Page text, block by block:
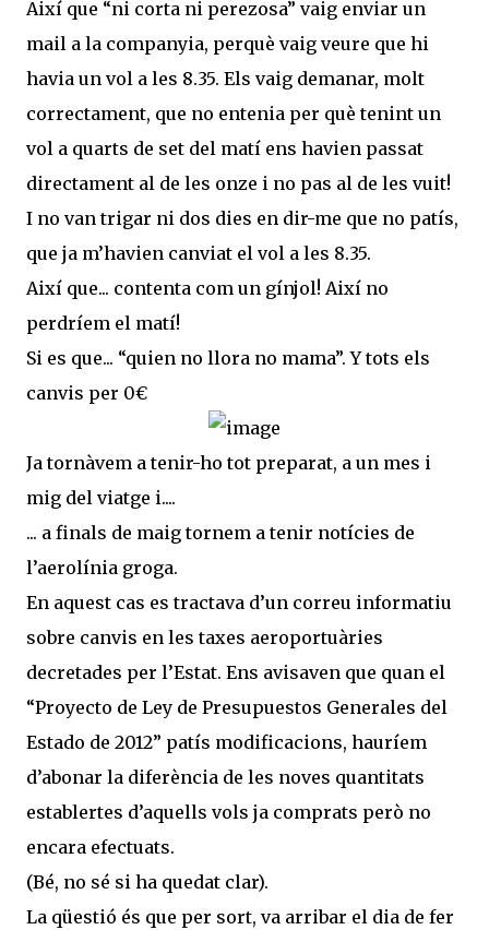
Així que “ni corta ni perezosa” vaig enviar un
mail a la companyia, perquè vaig veure que hi
havia un vol a les 8.35. Els vaig demanar, molt
correctament, que no entenia per què tenint un
vol a quarts de set del matí ens havien passat
directament al de les onze i no pas al de les vuit!
I no van trigar ni dos dies en dir-me que no patís,
que ja m’havien canviat el vol a les 8.35.
Així que... contenta com un gínjol! Així no
perdríem el matí!
Si es que... “quien no llora no mama”. Y tots els
canvis per 0€
Ja tornàvem a tenir-ho tot preparat, a un mes i
mig del viatge i....
... a finals de maig tornem a tenir notícies de
l’aerolínia groga.
En aquest cas es tractava d’un correu informatiu
sobre canvis en les taxes aeroportuàries
decretades per l’Estat. Ens avisaven que quan el
“Proyecto de Ley de Presupuestos Generales del
Estado de 2012” patís modificacions, hauríem
d’abonar la diferència de les noves quantitats
establertes d’aquells vols ja comprats però no
encara efectuats.
(Bé, no sé si ha quedat clar).
La qüestió és que per sort, va arribar el dia de fer